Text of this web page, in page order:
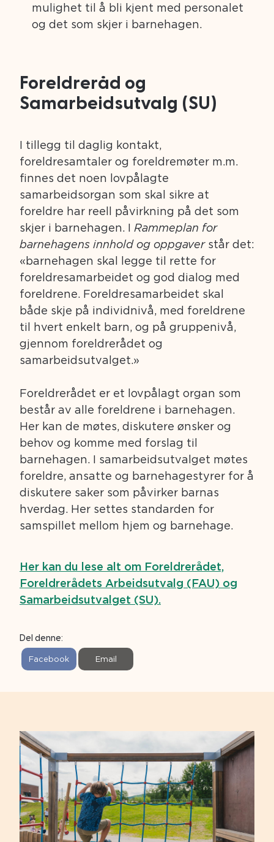
mulighet til å bli kjent med personalet
og det som skjer i barnehagen.
Foreldreråd og
Samarbeidsutvalg (SU)
I tillegg til daglig kontakt,
foreldresamtaler og foreldremøter m.m.
finnes det noen lovpålagte
samarbeidsorgan som skal sikre at
foreldre har reell påvirkning på det som
skjer i barnehagen. I Rammeplan for
barnehagens innhold og oppgaverstår det:
«barnehagen skal legge til rette for
foreldresamarbeidet og god dialog med
foreldrene. Foreldresamarbeidet skal
både skje på individnivå, med foreldrene
til hvert enkelt barn, og på gruppenivå,
gjennom foreldrerådet og
samarbeidsutvalget.»
Foreldrerådet er et lovpålagt organ som
består av alle foreldrene i barnehagen.
Her kan de møtes, diskutere ønsker og
behov og komme med forslag til
barnehagen. I samarbeidsutvalget møtes
foreldre, ansatte og barnehagestyrer for å
diskutere saker som påvirker barnas
hverdag. Her settes standarden for
samspillet mellom hjem og barnehage.
Her kan du lese alt om Foreldrerådet,
Foreldrerådets Arbeidsutvalg (FAU) og
Samarbeidsutvalget (SU).
Del denne:
S
e
Facebook
S
e
Email